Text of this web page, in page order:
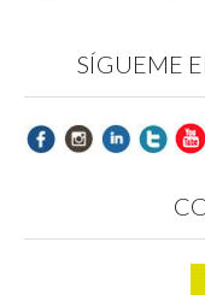
SÍGUEME